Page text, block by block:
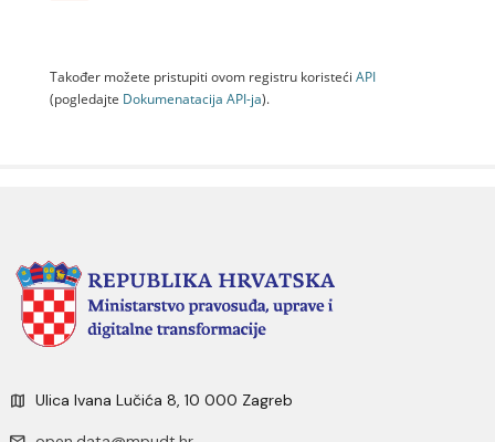
Također možete pristupiti ovom registru koristeći API
(pogledajte Dokumenаtаcijа API-jа).